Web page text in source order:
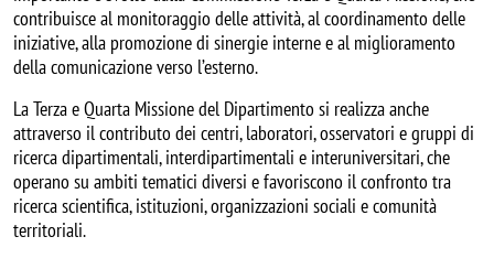
contribuisce al monitoraggio delle attività, al coordinamento delle
iniziative, alla promozione di sinergie interne e al miglioramento
della comunicazione verso l’esterno.
La Terza e Quarta Missione del Dipartimento si realizza anche
attraverso il contributo dei centri, laboratori, osservatori e gruppi di
ricerca dipartimentali, interdipartimentali e interuniversitari, che
operano su ambiti tematici diversi e favoriscono il confronto tra
ricerca scientifica, istituzioni, organizzazioni sociali e comunità
territoriali.